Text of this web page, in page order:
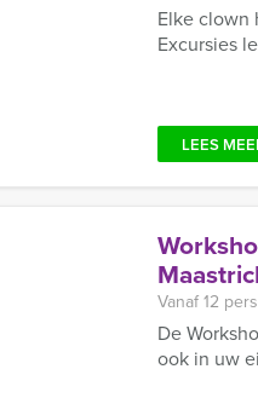
Elke clown
Excursies
LEES
Vanaf 12
De
ook in uw